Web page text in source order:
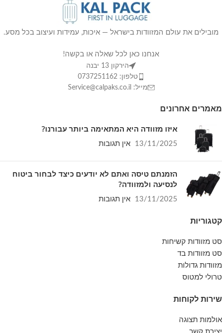
מובילים את עולם המזוודות בישראל — איכות, עמידות ועיצוב בכל מסע.
אנחנו כאן לכל שאלה או בקשה!
הירקון 13 יבנה
טלפון: 0737251162
מייל: Service@calpaks.co.il
מאמרים אחרונים
איזו מזוודה היא המתאימה ביותר עבורנו?
13/11/2025 אין תגובות
הזמנתם טיסה ואתם לא יודעים כיצד לבחור ביטוח
לנסיעה ולמזוודה?
13/11/2025 אין תגובות
קטגוריות
סט מזוודות קשיחות
סט מזוודות בד
מזוודות גדולות
טרולי למטוס
שירות לקוחות
אולמות תצוגה